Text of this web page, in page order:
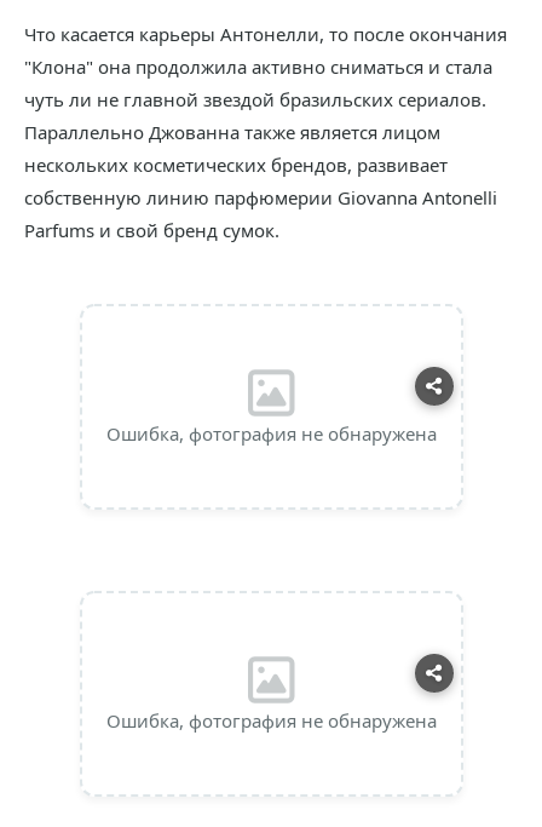
Что касается карьеры Антонелли, то после окончания
"Клона" она продолжила активно сниматься и стала
чуть ли не главной звездой бразильских сериалов.
Параллельно Джованна также является лицом
нескольких косметических брендов, развивает
собственную линию парфюмерии Giovanna Antonelli
Parfums и свой бренд сумок.
Ошибка, фотография не обнаружена
Ошибка, фотография не обнаружена